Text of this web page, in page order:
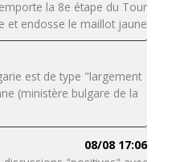
la 8e étape du Tour
et endosse le maillot jaune
est de type "largement
(ministère bulgare de la
08/08 17:06